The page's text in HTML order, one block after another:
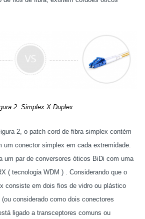
2: Simplex X Duplex
2, o patch cord de fibra simplex contém
um conector simplex em cada extremidade.
um par de conversores óticos BiDi com uma
( tecnologia WDM ) . Considerando que o
consiste em dois fios de vidro ou plástico
considerado como dois conectores
ligado a transceptores comuns ou